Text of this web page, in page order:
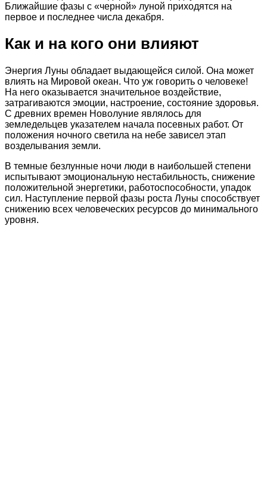
Ближайшие фазы с «черной» луной приходятся на
первое и последнее числа декабря.
Как и на кого они влияют
Энергия Луны обладает выдающейся силой. Она может
влиять на Мировой океан. Что уж говорить о человеке!
На него оказывается значительное воздействие,
затрагиваются эмоции, настроение, состояние здоровья.
С древних времен Новолуние являлось для
земледельцев указателем начала посевных работ. От
положения ночного светила на небе зависел этап
возделывания земли.
В темные безлунные ночи люди в наибольшей степени
испытывают эмоциональную нестабильность, снижение
положительной энергетики, работоспособности, упадок
сил. Наступление первой фазы роста Луны способствует
снижению всех человеческих ресурсов до минимального
уровня.